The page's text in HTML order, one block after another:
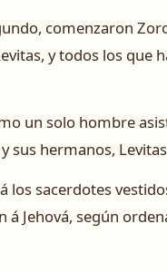
comenzaron
y todos los que
un solo hombre
sus hermanos,
los sacerdotes
Jehová, según